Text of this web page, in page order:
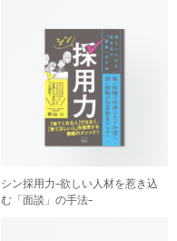
む「面談」の手法-